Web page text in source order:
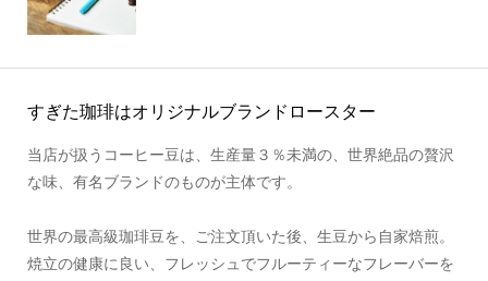
すぎた珈琲はオリジナルブランドロースター
当店が扱うコーヒー豆は、生産量３％未満の、世界絶品の贅沢
な味、有名ブランドのものが主体です。
世界の最高級珈琲豆を、ご注文頂いた後、生豆から自家焙煎。
焼立の健康に良い、フレッシュでフルーティーなフレーバーを